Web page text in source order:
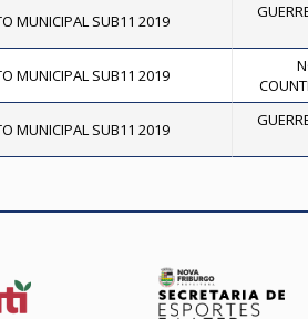
MUNICIPAL SUB11 2019
MUNICIPAL SUB11 2019
MUNICIPAL SUB11 2019